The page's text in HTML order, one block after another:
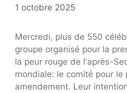
1 octobre 2025
Mercredi, plus de 550
groupe organisé pour la
la peur rouge de l'après-
mondiale: le comité pour le
amendement. Leur